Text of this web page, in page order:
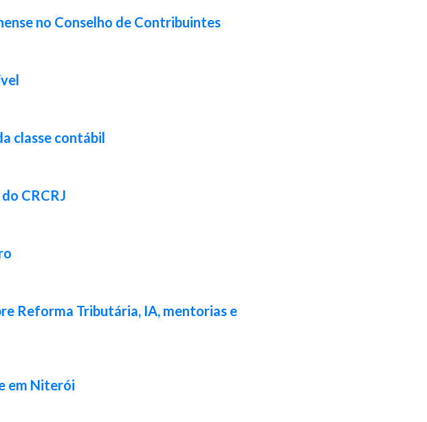
no Conselho de Contribuintes
classe contábil
CRCRJ
Reforma Tributária, IA, mentorias e
em Niterói